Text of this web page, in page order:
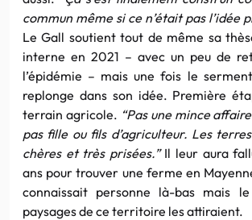
commun même si ce n’était pas l’idée
Le Gall soutient tout de même sa
interne en 2021 – avec un peu de
l’épidémie – mais une fois le
replonge dans son idée. Première
terrain agricole. “Pas une mince
pas fille ou fils d’agriculteur. Les
chères et très prisées.”Il leur aura
ans pour trouver une ferme en
connaissait personne là-bas mais
paysages de ce territoire les attiraient.